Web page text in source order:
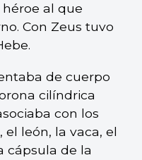
al que
Con Zeus tuvo
de cuerpo
cilíndrica
con los
león, la vaca, el
cápsula de la